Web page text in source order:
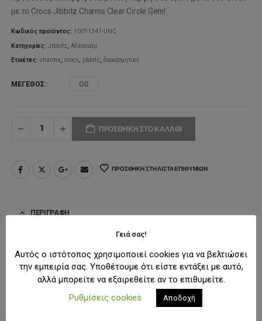
με το Crocs Jibbitz Charms Clear Circle Gem!
Κωδικός προϊόντος: 10011341-UNC
Κατηγορίες: Jibbitz,Αξεσουάρ
Ετικέτες:charms,crocs, jibbitz,διακοσμητικό
ΜΈΓΕΘΟΣ OS
ΠΡΟΣΘΉΚΗ ΣΤΟ ΚΑΛΆΘΙ
ΠΡΟΣΘΉΚΗ ΣΤΗ ΛΊΣΤΑ ΕΠΙΘΥΜΙΏΝ
ΠΕΡΙΓΡΑΦΉ
Πρόσθεσε μια κομψή, διακριτική λάμψη στα αγαπημένα σου
Crocs με το Crocs Jibbitz Charms Clear Circle Gem! Η διαφανής
πέτρα σε στρογγυλό σχήμα δίνει μια αίσθηση πολυτέλειας και
κομψότητας στα παπούτσια σου, είτε προορίζονται για
Γειά σας!
Αυτός ο ιστότοπος χρησιμοποιεί cookies για να βελτιώσει
την εμπειρία σας. Υποθέτουμε ότι είστε εντάξει με αυτό,
αλλά μπορείτε να εξαιρεθείτε αν το επιθυμείτε.
Ρυθμίσεις cookies
Αποδοχή